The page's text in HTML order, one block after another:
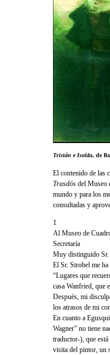
Tristán e Isolda, de
El contenido de las
Trasdós del Museo
mundo y para los
consultadas y
1
Al Museo de
Secretaría
Muy distinguido Sr.
El Sr. Strobel me
“Lugares que
casa Wanfried, que
Después, mi
los atrasos de mi
En cuanto a
Wagner” no tiene
traductor-), que
visita del pintor, un